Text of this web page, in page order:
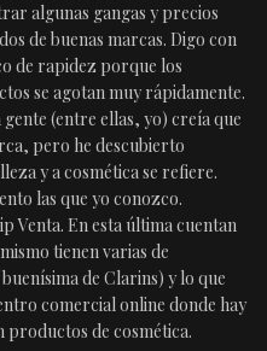
algunas gangas y precios
de buenas marcas. Digo con
de rapidez porque los
se agotan muy rápidamente.
gente (entre ellas, yo) creía que
pero he descubierto
y a cosmética se refiere.
las que yo conozco.
Venta. En esta última cuentan
tienen varias de
de Clarins) y lo que
comercial online donde hay
productos de cosmética.